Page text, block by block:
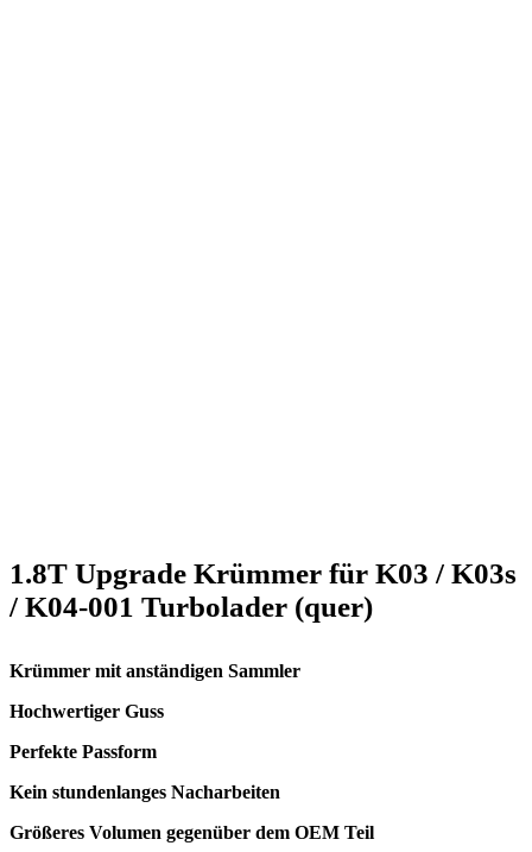
1.8T Upgrade Krümmer für K03 / K03s
/ K04-001 Turbolader (quer)
Krümmer mit anständigen Sammler
Hochwertiger Guss
Perfekte Passform
Kein stundenlanges Nacharbeiten
Größeres Volumen gegenüber dem OEM Teil